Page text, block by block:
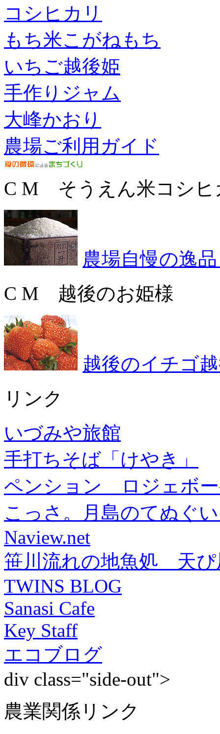
コシヒカリ
もち米こがねもち
いちご越後姫
手作りジャム
大峰かおり
農場ご利用ガイド
C M そうえん米コシヒ
農場自慢の逸
C M 越後のお姫様
越後のイチゴ
リンク
いづみや旅館
手打ちそば「けやき」
ペンション ロジェボ
こっさ。月島のてぬぐ
Naview.net
笹川流れの地魚処 天ぴ
TWINS BLOG
Sanasi Cafe
Key Staff
エコブログ
div class="side-out">
農業関係リンク